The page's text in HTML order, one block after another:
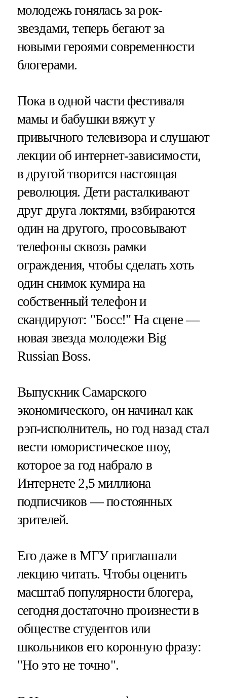
молодежь гонялась за рок-
звездами, теперь бегают за
новыми героями современности
блогерами.
Пока в одной части фестиваля
мамы и бабушки вяжут у
привычного телевизора и слушают
лекции об интернет-зависимости,
в другой творится настоящая
революция. Дети расталкивают
друг друга локтями, взбираются
один на другого, просовывают
телефоны сквозь рамки
ограждения, чтобы сделать хоть
один снимок кумира на
собственный телефон и
скандируют: "Босс!" На сцене —
новая звезда молодежи Big
Russian Boss.
Выпускник Самарского
экономического, он начинал как
рэп-исполнитель, но год назад стал
вести юмористическое шоу,
которое за год набрало в
Интернете 2,5 миллиона
подписчиков — постоянных
зрителей.
Его даже в МГУ приглашали
лекцию читать. Чтобы оценить
масштаб популярности блогера,
сегодня достаточно произнести в
обществе студентов или
школьников его коронную фразу:
"Но это не точно".